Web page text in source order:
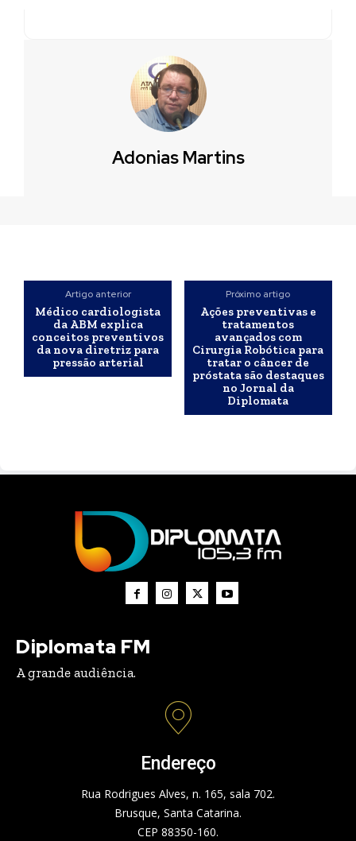
Adonias Martins
Artigo anterior
Médico cardiologista
da ABM explica
conceitos preventivos
da nova diretriz para
pressão arterial
Próximo artigo
Ações preventivas e
tratamentos
avançados com
Cirurgia Robótica para
tratar o câncer de
próstata são destaques
no Jornal da
Diplomata
Diplomata FM
A grande audiência.
Endereço
Rua Rodrigues Alves, n. 165, sala 702.
Brusque, Santa Catarina.
CEP 88350-160.